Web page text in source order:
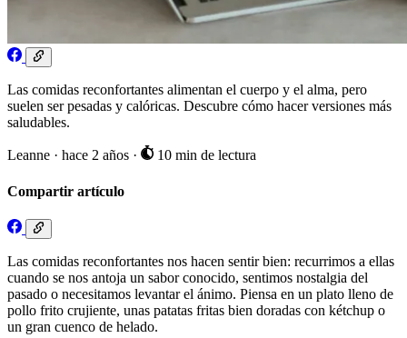
Las comidas reconfortantes alimentan el cuerpo y el alma, pero
suelen ser pesadas y calóricas. Descubre cómo hacer versiones más
saludables.
Leanne · hace 2 años · 10 min de lectura
Compartir artículo
Las comidas reconfortantes nos hacen sentir bien: recurrimos a ellas
cuando se nos antoja un sabor conocido, sentimos nostalgia del
pasado o necesitamos levantar el ánimo. Piensa en un plato lleno de
pollo frito crujiente, unas patatas fritas bien doradas con kétchup o
un gran cuenco de helado.